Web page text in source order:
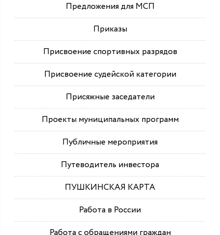
Предложения для МСП
Приказы
Присвоение спортивных разрядов
Присвоение судейской категории
Присяжные заседатели
Проекты муниципальных программ
Публичные мероприятия
Путеводитель инвестора
ПУШКИНСКАЯ КАРТА
Работа в России